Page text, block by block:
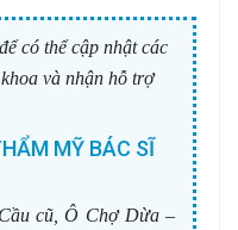
có thể cập nhật các
và nhận hỗ trợ
MỸ BÁC SĨ
cũ, Ô Chợ Dừa –